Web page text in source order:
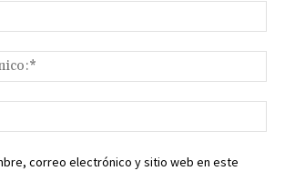
correo electrónico y sitio web en este